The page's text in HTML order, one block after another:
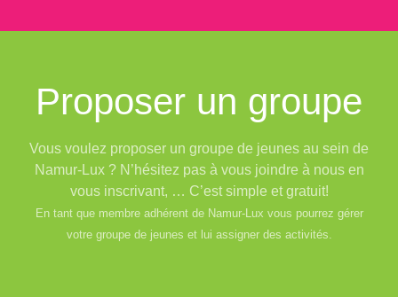
Proposer un groupe
Vous voulez proposer un groupe de jeunes au sein de
Namur-Lux ? N’hésitez pas à vous joindre à nous en
vous inscrivant, … C’est simple et gratuit!
En tant que membre adhérent de Namur-Lux vous pourrez gérer
votre groupe de jeunes et lui assigner des activités.